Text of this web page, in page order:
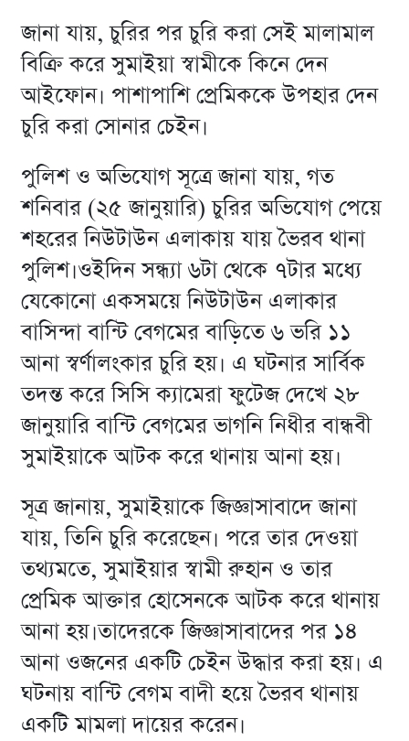
জানা যায়, চুরির পর চুরি করা সেই মালামাল
বিক্রি করে সুমাইয়া স্বামীকে কিনে দেন
আইফোন। পাশাপাশি প্রেমিককে উপহার দেন
চুরি করা সোনার চেইন।
পুলিশ ও অভিযোগ সূত্রে জানা যায়, গত
শনিবার (২৫ জানুয়ারি) চুরির অভিযোগ পেয়ে
শহরের নিউটাউন এলাকায় যায় ভৈরব থানা
পুলিশ।ওইদিন সন্ধ্যা ৬টা থেকে ৭টার মধ্যে
যেকোনো একসময়ে নিউটাউন এলাকার
বাসিন্দা বান্টি বেগমের বাড়িতে ৬ ভরি ১১
আনা স্বর্ণালংকার চুরি হয়। এ ঘটনার সার্বিক
তদন্ত করে সিসি ক্যামেরা ফুটেজ দেখে ২৮
জানুয়ারি বান্টি বেগমের ভাগনি নিধীর বান্ধবী
সুমাইয়াকে আটক করে থানায় আনা হয়।
সূত্র জানায়, সুমাইয়াকে জিজ্ঞাসাবাদে জানা
যায়, তিনি চুরি করেছেন। পরে তার দেওয়া
তথ্যমতে, সুমাইয়ার স্বামী রুহান ও তার
প্রেমিক আক্তার হোসেনকে আটক করে থানায়
আনা হয়।তাদেরকে জিজ্ঞাসাবাদের পর ১৪
আনা ওজনের একটি চেইন উদ্ধার করা হয়। এ
ঘটনায় বান্টি বেগম বাদী হয়ে ভৈরব থানায়
একটি মামলা দায়ের করেন।